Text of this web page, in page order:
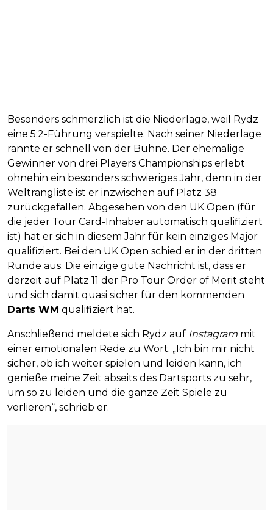
Besonders schmerzlich ist die Niederlage, weil Rydz
eine 5:2-Führung verspielte. Nach seiner Niederlage
rannte er schnell von der Bühne. Der ehemalige
Gewinner von drei Players Championships erlebt
ohnehin ein besonders schwieriges Jahr, denn in der
Weltrangliste ist er inzwischen auf Platz 38
zurückgefallen. Abgesehen von den UK Open (für
die jeder Tour Card-Inhaber automatisch qualifiziert
ist) hat er sich in diesem Jahr für kein einziges Major
qualifiziert. Bei den UK Open schied er in der dritten
Runde aus. Die einzige gute Nachricht ist, dass er
derzeit auf Platz 11 der Pro Tour Order of Merit steht
und sich damit quasi sicher für den kommenden
Darts WM qualifiziert hat.
Anschließend meldete sich Rydz auf Instagram mit
einer emotionalen Rede zu Wort. „Ich bin mir nicht
sicher, ob ich weiter spielen und leiden kann, ich
genieße meine Zeit abseits des Dartsports zu sehr,
um so zu leiden und die ganze Zeit Spiele zu
verlieren“, schrieb er.